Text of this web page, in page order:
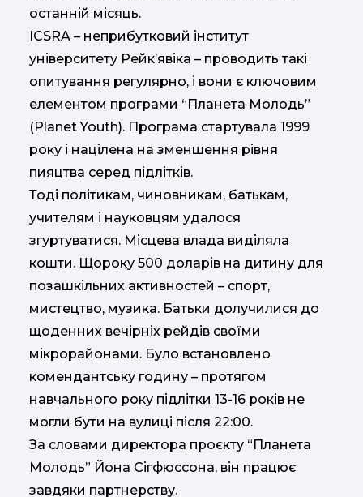
останній місяць.
ICSRA – неприбутковий інститут
університету Рейк’явіка – проводить такі
опитування регулярно, і вони є ключовим
елементом програми “Планета Молодь”
(Planet Youth). Програма стартувала 1999
року і націлена на зменшення рівня
пияцтва серед підлітків.
Тоді політикам, чиновникам, батькам,
учителям і науковцям удалося
згуртуватися. Місцева влада виділяла
кошти. Щороку 500 доларів на дитину для
позашкільних активностей – спорт,
мистецтво, музика. Батьки долучилися до
щоденних вечірніх рейдів своїми
мікрорайонами. Було встановлено
комендантську годину – протягом
навчального року підлітки 13-16 років не
могли бути на вулиці після 22:00.
За словами директора проєкту “Планета
Молодь” Йона Сігфюссона, він працює
завдяки партнерству.